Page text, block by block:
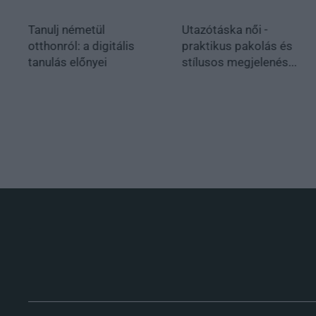
Tanulj németül
otthonról: a digitális
tanulás előnyei
Utazótáska női -
praktikus pakolás és
stílusos megjelenés...